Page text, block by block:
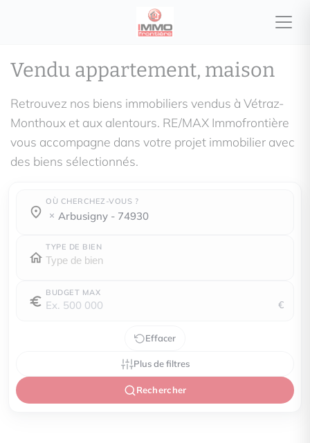
Vendu appartement, maison
Retrouvez nos biens immobiliers vendus à Vétraz-
Monthoux et aux alentours. RE/MAX Immofrontière
vous accompagne dans votre projet immobilier avec
des biens sélectionnés.
OÙ CHERCHEZ-VOUS ?
Où cherchez-vous ?
arbusigny - 74930
Où cherchez-vous ?
TYPE DE BIEN
BUDGET MAX
€
Effacer
Plus de filtres
Rechercher